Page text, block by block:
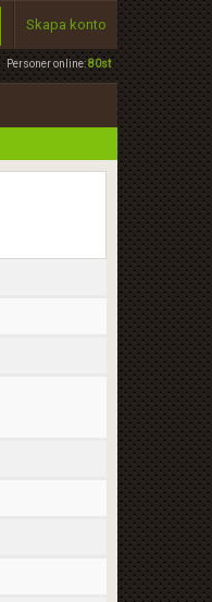
Personer online:80st
Skapa konto